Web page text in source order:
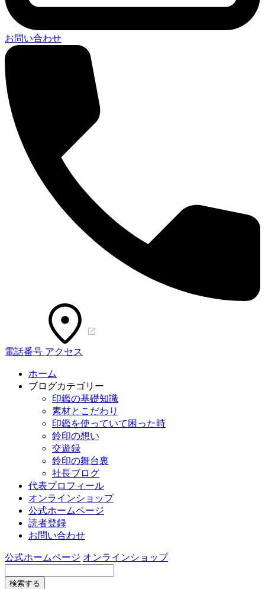
お問い合わせ
電話番号 アクセス
ホーム
ブログカテゴリー
印鑑の基礎知識
素材とこだわり
印鑑を使っていて困った時
鈴印の想い
交遊録
鈴印の舞台裏
社長ブログ
代表プロフィール
オンラインショップ
公式ホームページ
読者登録
お問い合わせ
公式ホームページ オンラインショップ